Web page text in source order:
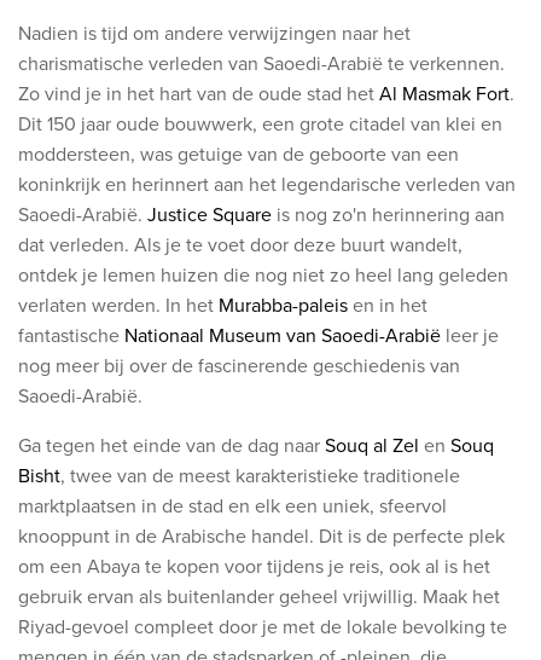
Nadien is tijd om andere verwijzingen naar het
charismatische verleden van Saoedi-Arabië te verkennen.
Zo vind je in het hart van de oude stad hetAl Masmak Fort.
Dit 150 jaar oude bouwwerk, een grote citadel van klei en
moddersteen, was getuige van de geboorte van een
koninkrijk en herinnert aan het legendarische verleden van
Saoedi-Arabië. Justice Square is nog zo'n herinnering aan
dat verleden. Als je te voet door deze buurt wandelt,
ontdek je lemen huizen die nog niet zo heel lang geleden
verlaten werden. In het Murabba-paleisen in het
fantastische Nationaal Museum van Saoedi-Arabië leer je
nog meer bij over de fascinerende geschiedenis van
Saoedi-Arabië.
Ga tegen het einde van de dag naarSouq al Zel en Souq
Bisht, twee van de meest karakteristieke traditionele
marktplaatsen in de stad en elk een uniek, sfeervol
knooppunt in de Arabische handel. Dit is de perfecte plek
om een Abaya te kopen voor tijdens je reis, ook al is het
gebruik ervan als buitenlander geheel vrijwillig. Maak het
Riyad-gevoel compleet door je met de lokale bevolking te